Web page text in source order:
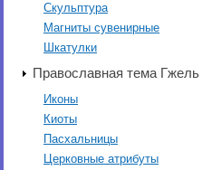
Скульптура
Магниты сувенирные
Шкатулки
Православная тема Гжель
Иконы
Киоты
Пасхальницы
Церковные атрибуты